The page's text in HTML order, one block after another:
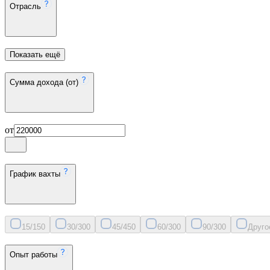
Отрасль
Показать ещё
Сумма дохода (от)
от
График вахты
15/150 30/300 45/450 60/300 90/300
Опыт работы